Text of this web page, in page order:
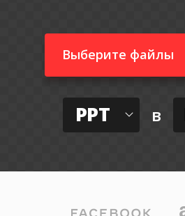
Выберите файлы
PPT в